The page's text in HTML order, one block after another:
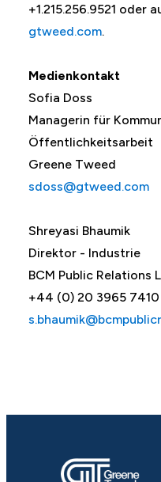
+1.215.256.9521 oder
gtweed.com.
Medienkontakt
Sofia Doss
Managerin für
Öffentlichkeitsarbeit
Greene Tweed
sdoss@gtweed.com
Shreyasi Bhaumik
Direktor - Industrie
BCM Public Relations
+44 (0) 20 3965 7410